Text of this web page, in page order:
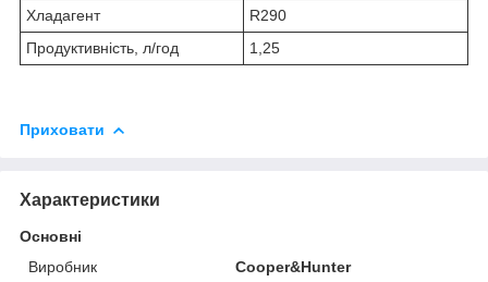
Хладагент
R290
Продуктивність, л/год
1,25
Приховати
Характеристики
Основні
Виробник
Cooper&Hunter